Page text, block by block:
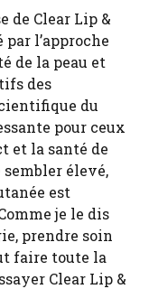
de Clear Lip &
l’approche
de la peau et
des
du
pour ceux
et la santé de
élevé,
est
je le dis
prendre soin
faire toute la
Clear Lip &